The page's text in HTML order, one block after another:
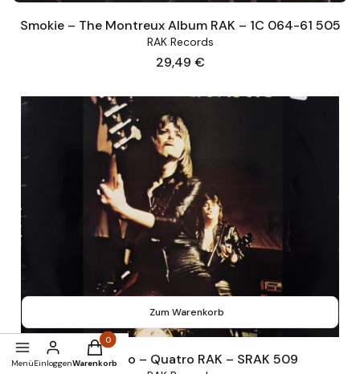
Smokie – The Montreux Album RAK – 1C 064-61 505
RAK Records
Preis
29,49 €
Zum Warenkorb
Suzi Quatro – Quatro RAK – SRAK 509
MenüEinloggen
Produkte im Warenkorb: 0. Details anzeigen
Warenkorb